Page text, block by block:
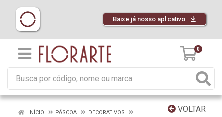
Baixe já nosso aplicativo
0
VOLTAR
INÍCIO PÁSCOA
DECORATIVOS